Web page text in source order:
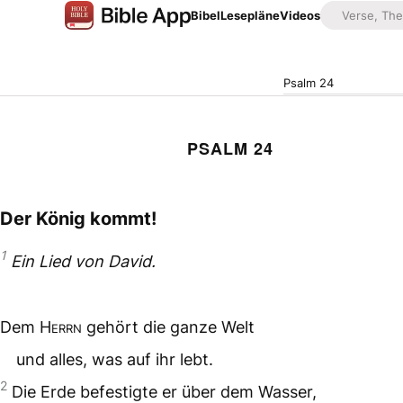
BibelLesepläneVideos
Psalm 24
PSALM 24
Der König kommt!
1 Ein Lied von David.
Dem Herrn gehört die ganze Welt
und alles, was auf ihr lebt.
2 Die Erde befestigte er über dem Wasser,